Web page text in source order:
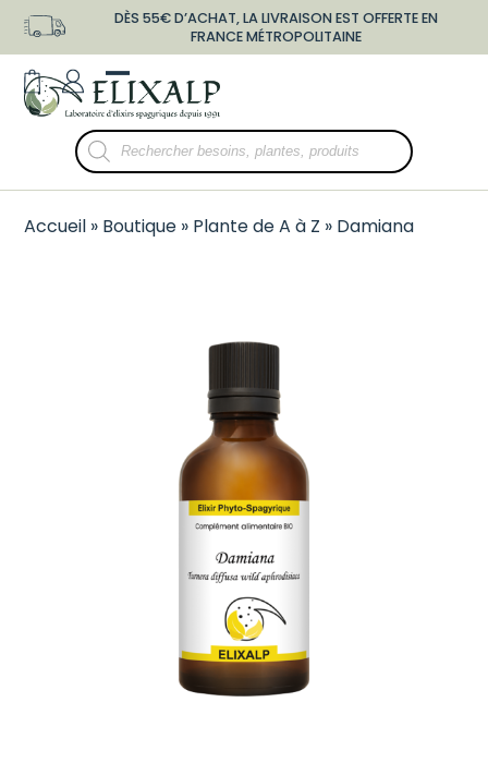
Skip
content
DÈS 55€ D’ACHAT, LA LIVRAISON EST OFFERTE EN
FRANCE MÉTROPOLITAINE
shopping-
bag
user-
o
Open
mobile
menu
Close
mobile
menu
Recherche
de
produits
Accueil » Boutique » Plante de A à Z » Damiana